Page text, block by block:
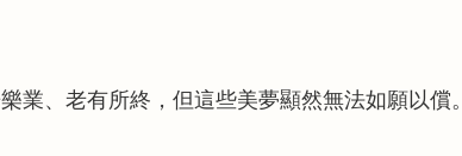
業、老有所終，但這些美夢顯然無法如願以償。